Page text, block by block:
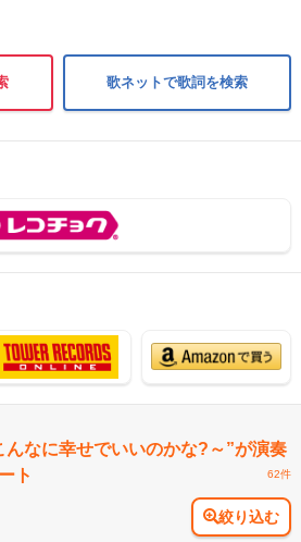
歌ネットで歌詞を検索
んなに幸せでいいのかな?～”が演奏
ト
62件
絞り込む